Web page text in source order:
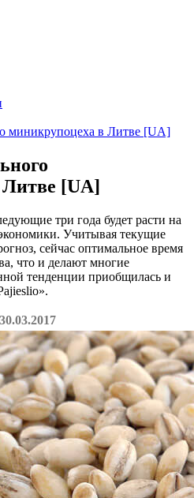
миникрупоцеха в Литве [UA]
[UA]
три года будет расти на
Учитывая текущие
сейчас оптимальное время
что и делают многие
тенденции приобщилась и
30.03.2017